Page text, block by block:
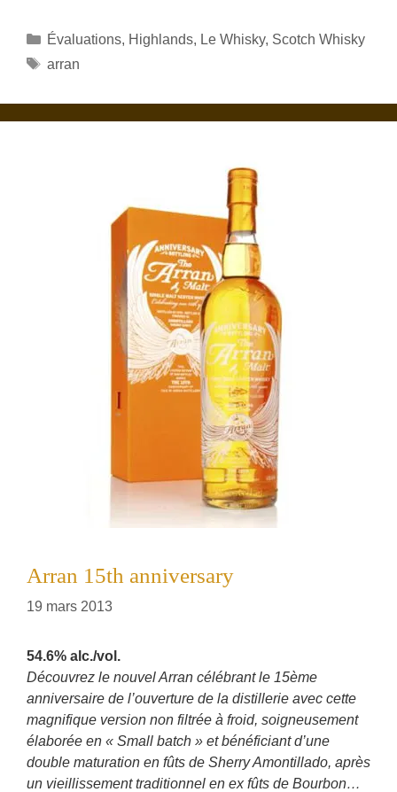
Catégories
Évaluations, Highlands, Le Whisky, Scotch Whisky
Étiquettes
arran
Arran 15th anniversary
19 mars 2013
54.6% alc./vol.
Découvrez le nouvel Arran célébrant le 15ème
anniversaire de l’ouverture de la distillerie avec cette
magnifique version non filtrée à froid, soigneusement
élaborée en « Small batch » et bénéficiant d’une
double maturation en fûts de Sherry Amontillado, après
un vieillissement traditionnel en ex fûts de Bourbon…